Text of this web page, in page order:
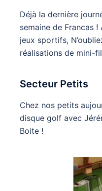
Déjà la dernière
semaine de Francas !
jeux sportifs,
réalisations de mini-
Secteur Petits
Chez nos petits
disque golf avec
Boite !